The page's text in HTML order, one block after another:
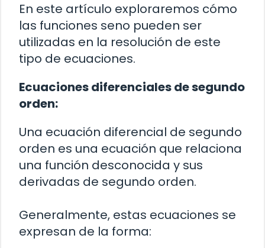
En este artículo exploraremos cómo
las funciones seno pueden ser
utilizadas en la resolución de este
tipo de ecuaciones.
Ecuaciones diferenciales de segundo
orden:
Una ecuación diferencial de segundo
orden es una ecuación que relaciona
una función desconocida y sus
derivadas de segundo orden.
Generalmente, estas ecuaciones se
expresan de la forma: